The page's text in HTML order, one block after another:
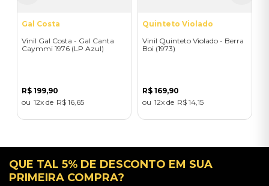
Gal Costa
Vinil Gal Costa - Gal Canta
Caymmi 1976 (LP Azul)
R$ 199,90
12
R$ 16 65
Quinteto Violado
Vinil Quinteto Violado - Berra
Boi (1973)
R$ 169,90
12
R$ 14 15
QUE TAL 5% DE DESCONTO EM SUA
PRIMEIRA COMPRA?